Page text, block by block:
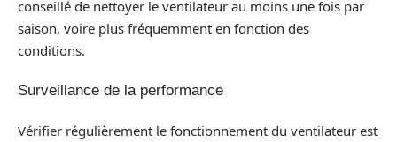
conseillé de nettoyer le ventilateur au moins une fois par
saison, voire plus fréquemment en fonction des
conditions.
Surveillance de la performance
Vérifier régulièrement le fonctionnement du ventilateur est